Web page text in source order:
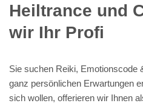
Heiltrance und
wir Ihr Profi
Sie suchen Reiki, Emotionscode
ganz persönlichen Erwartungen
sich wollen, offerieren wir Ihnen